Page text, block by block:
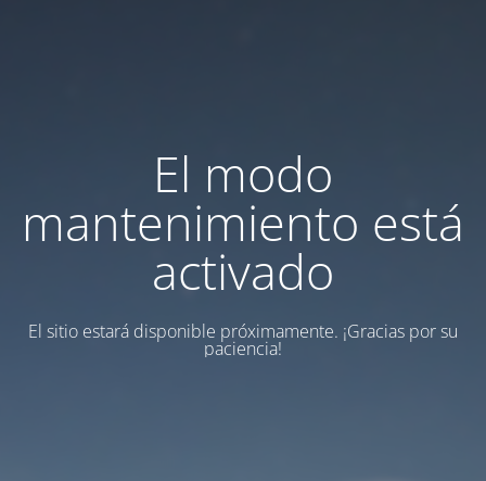
El modo
mantenimiento está
activado
El sitio estará disponible próximamente. ¡Gracias por su
paciencia!